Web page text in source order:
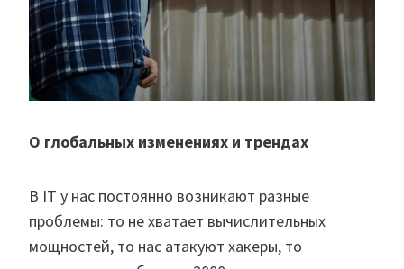
О глобальных изменениях и трендах
В IT у нас постоянно возникают разные
проблемы: то не хватает вычислительных
мощностей, то нас атакуют хакеры, то